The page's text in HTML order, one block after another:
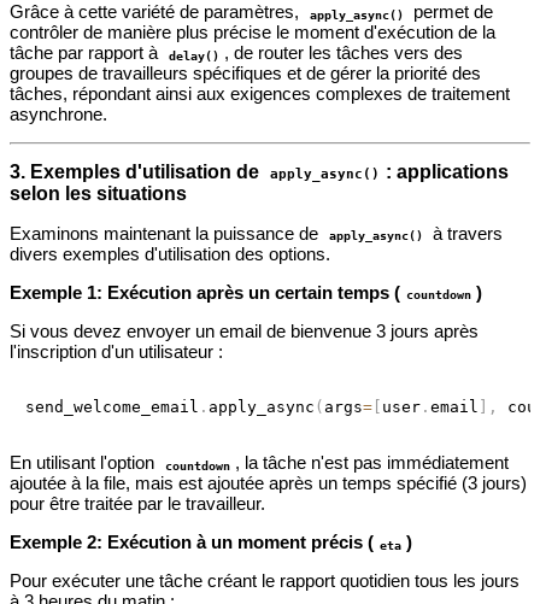
Grâce à cette variété de paramètres,
apply_async()
permet de
contrôler de manière plus précise le moment d'exécution de la
tâche par rapport à
delay() , de router les tâches vers des
groupes de travailleurs spécifiques et de gérer la priorité des
tâches, répondant ainsi aux exigences complexes de traitement
asynchrone.
3. Exemples d'utilisation de apply_async()
: applications
selon les situations
Examinons maintenant la puissance de
apply_async()
à travers
divers exemples d'utilisation des options.
Exemple 1: Exécution après un certain temps ( countdown )
Si vous devez envoyer un email de bienvenue 3 jours après
l'inscription d'un utilisateur :
send_welcome_email . apply_async ( args=[ user. email ,
En utilisant l'option countdown , la tâche n'est pas immédiatement
ajoutée à la file, mais est ajoutée après un temps spécifié (3 jours)
pour être traitée par le travailleur.
Exemple 2: Exécution à un moment précis ( eta )
Pour exécuter une tâche créant le rapport quotidien tous les jours